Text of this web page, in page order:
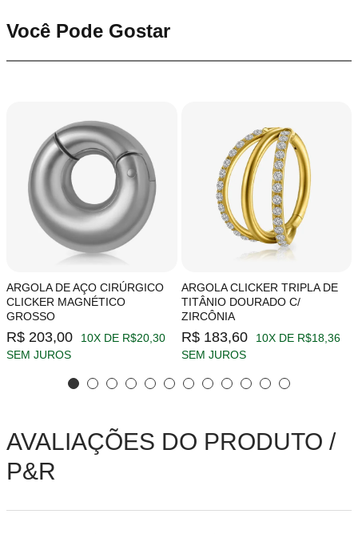
Você Pode Gostar
ARGOLA DE AÇO CIRÚRGICO
CLICKER MAGNÉTICO
GROSSO
R$ 203,00
10X DE R$20,30
SEM JUROS
ARGOLA CLICKER TRIPLA DE
TITÂNIO DOURADO C/
ZIRCÔNIA
R$ 183,60
10X DE R$18,36
SEM JUROS
AVALIAÇÕES DO PRODUTO /
P&R